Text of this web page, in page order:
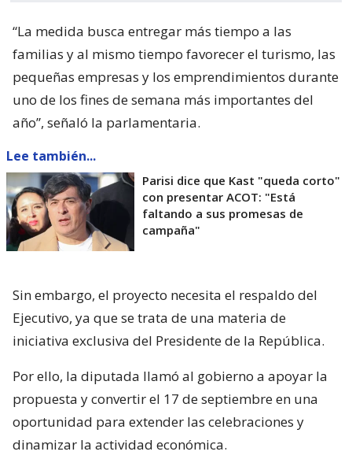
“La medida busca entregar más tiempo a las
familias y al mismo tiempo favorecer el turismo, las
pequeñas empresas y los emprendimientos durante
uno de los fines de semana más importantes del
año”, señaló la parlamentaria.
Lee también...
Parisi dice que Kast "queda corto"
con presentar ACOT: "Está
faltando a sus promesas de
campaña"
Sin embargo, el proyecto necesita el respaldo del
Ejecutivo, ya que se trata de una materia de
iniciativa exclusiva del Presidente de la República.
Por ello, la diputada llamó al gobierno a apoyar la
propuesta y convertir el 17 de septiembre en una
oportunidad para extender las celebraciones y
dinamizar la actividad económica.